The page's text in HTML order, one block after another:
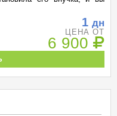
1 дн
ЦЕНА ОТ
6 900